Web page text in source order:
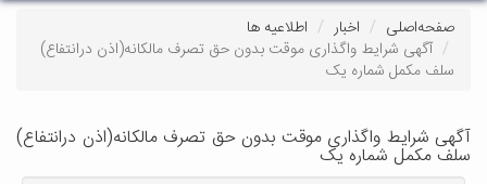
صفحه‌اصلی اخبار
اطلاعیه ها
آگهی شرایط واگذاری موقت بدون حق تصرف مالکانه(اذن درانتفاع)
سلف مکمل شماره یک
آگهی شرایط واگذاری موقت بدون حق تصرف مالکانه(اذن درانتفاع)
سلف مکمل شماره یک